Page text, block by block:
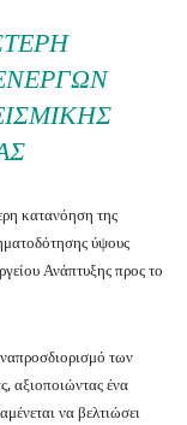
κατανόηση της
ύψους
Ανάπτυξης προς το
των
αξιοποιώντας ένα
να βελτιώσει